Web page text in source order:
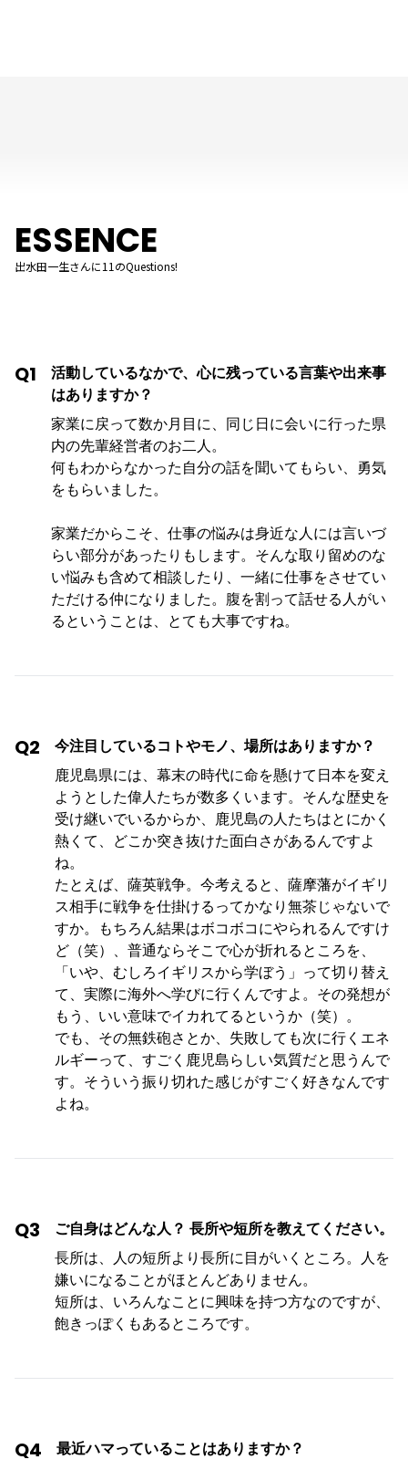
ESSENCE
出水田一生さんに11のQuestions!
Q1
活動しているなかで、心に残っている言葉や出来事
はありますか？
家業に戻って数か月目に、同じ日に会いに行った県
内の先輩経営者のお二人。
何もわからなかった自分の話を聞いてもらい、勇気
をもらいました。
家業だからこそ、仕事の悩みは身近な人には言いづ
らい部分があったりもします。そんな取り留めのな
い悩みも含めて相談したり、一緒に仕事をさせてい
ただける仲になりました。腹を割って話せる人がい
るということは、とても大事ですね。
Q2
今注目しているコトやモノ、場所はありますか？
鹿児島県には、幕末の時代に命を懸けて日本を変え
ようとした偉人たちが数多くいます。そんな歴史を
受け継いでいるからか、鹿児島の人たちはとにかく
熱くて、どこか突き抜けた面白さがあるんですよ
ね。
たとえば、薩英戦争。今考えると、薩摩藩がイギリ
ス相手に戦争を仕掛けるってかなり無茶じゃないで
すか。もちろん結果はボコボコにやられるんですけ
ど（笑）、普通ならそこで心が折れるところを、
「いや、むしろイギリスから学ぼう」って切り替え
て、実際に海外へ学びに行くんですよ。その発想が
もう、いい意味でイカれてるというか（笑）。
でも、その無鉄砲さとか、失敗しても次に行くエネ
ルギーって、すごく鹿児島らしい気質だと思うんで
す。そういう振り切れた感じがすごく好きなんです
よね。
Q3
ご自身はどんな人？ 長所や短所を教えてください。
長所は、人の短所より長所に目がいくところ。人を
嫌いになることがほとんどありません。
短所は、いろんなことに興味を持つ方なのですが、
飽きっぽくもあるところです。
Q4
最近ハマっていることはありますか？